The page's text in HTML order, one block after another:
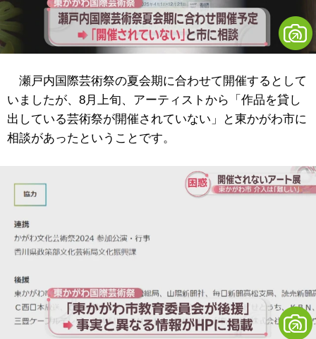
瀬戸内国際芸術祭の夏会期に合わせて開催するとして
いましたが、8月上旬、アーティストから「作品を貸し
出している芸術祭が開催されていない」と東かがわ市に
相談があったということです。